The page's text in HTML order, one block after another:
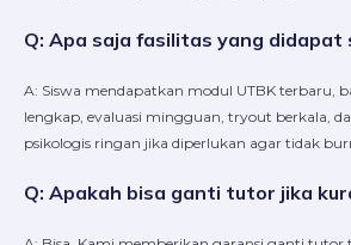
Q: Apa saja fasilitas yang didapat
A: Siswa mendapatkan modul UTBK terbaru,
lengkap, evaluasi mingguan, tryout berkala,
psikologis ringan jika diperlukan agar tidak
Q: Apakah bisa ganti tutor jika